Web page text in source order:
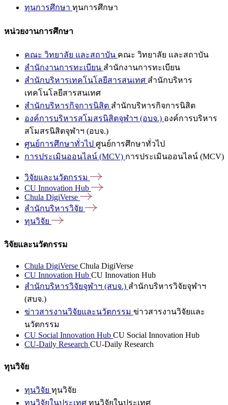
ทุนการศึกษา ทุนการศึกษา
หน่วยงานการศึกษา
คณะ วิทยาลัย และสถาบัน คณะ วิทยาลัย และสถาบัน
สำนักงานการทะเบียน สำนักงานการทะเบียน
สำนักบริหารเทคโนโลยีสารสนเทศ สำนักบริหาร
เทคโนโลยีสารสนเทศ
สำนักบริหารกิจการนิสิต สำนักบริหารกิจการนิสิต
องค์การบริหารสโมสรนิสิตจุฬาฯ (อบจ.) องค์การบริหาร
สโมสรนิสิตจุฬาฯ (อบจ.)
ศูนย์การศึกษาทั่วไป ศูนย์การศึกษาทั่วไป
การประเมินออนไลน์ (MCV) การประเมินออนไลน์ (MCV)
วิจัยและนวัตกรรม
CU Innovation Hub
Chula DigiVerse
สำนักบริหารวิจัย
ทุนวิจัย
วิจัยและนวัตกรรม
Chula DigiVerse Chula DigiVerse
CU Innovation Hub CU Innovation Hub
สำนักบริหารวิจัยจุฬาฯ (สบจ.) สำนักบริหารวิจัยจุฬาฯ
(สบจ.)
ข่าวสารงานวิจัยและนวัตกรรม ข่าวสารงานวิจัยและ
นวัตกรรม
CU Social Innovation Hub CU Social Innovation Hub
CU-Daily Research CU-Daily Research
ทุนวิจัย
ทุนวิจัย ทุนวิจัย
ทุนวิจัยในประเทศ ทุนวิจัยในประเทศ